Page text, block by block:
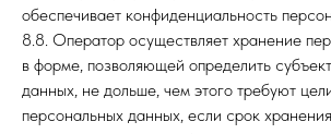
обеспечивает конфиденциальность
8.8. Оператор осуществляет хранение
в форме, позволяющей определить
данных, не дольше, чем этого требуют
персональных данных, если срок